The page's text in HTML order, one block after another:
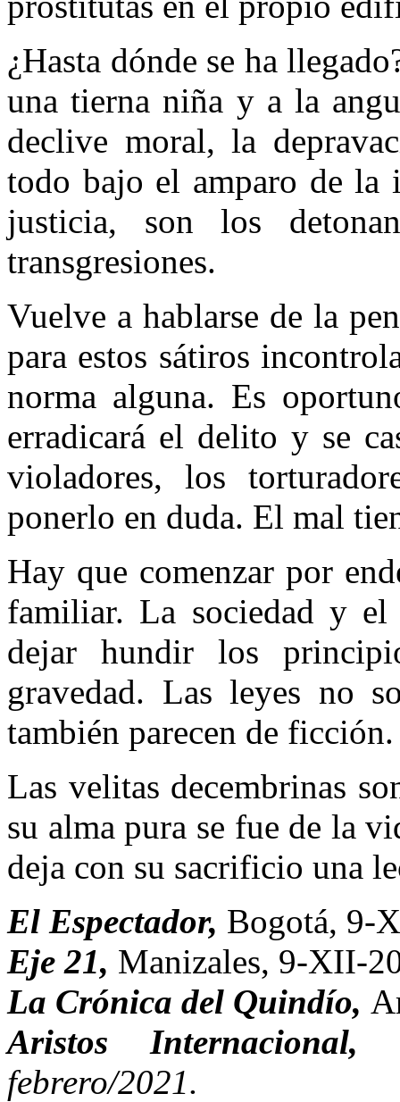
¿Hasta dónde se ha
una tierna niña y a la
declive moral, la
todo bajo el amparo de la
justicia, son los
transgresiones.
Vuelve a hablarse de la
para estos sátiros
norma alguna. Es
erradicará el delito y se
violadores, los
ponerlo en duda. El mal
Hay que comenzar por
familiar. La sociedad y
dejar hundir los
gravedad. Las leyes no
también parecen de ficción.
Las velitas decembrinas
su alma pura se fue de la
deja con su sacrificio una
El Espectador, Bogotá, 9-
Eje 21, Manizales, 9-XII-
La Crónica del Quindío,
Aristos Internacional,
febrero/2021.